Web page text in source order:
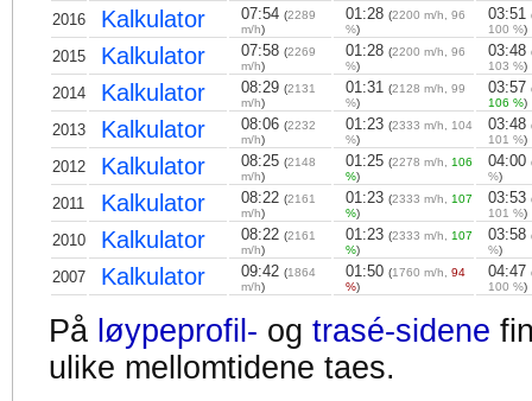
2016 Kalkulator 07:54 (2289
m/h)
01:28 (2200 m/h, 96
%)
03:51
100 %)
2015 Kalkulator 07:58 (2269
m/h)
01:28 (2200 m/h, 96
%)
03:48
103 %)
2014 Kalkulator 08:29 (2131
m/h)
01:31 (2128 m/h, 99
%)
03:57
106 %)
2013 Kalkulator 08:06 (2232
m/h)
01:23 (2333 m/h, 104
%)
03:48
101 %)
2012 Kalkulator 08:25 (2148
m/h)
01:25 (2278 m/h, 106
%)
04:00
%)
2011 Kalkulator 08:22 (2161
m/h)
01:23 (2333 m/h, 107
%)
03:53
101 %)
2010 Kalkulator 08:22 (2161
m/h)
01:23 (2333 m/h, 107
%)
03:58
%)
2007 Kalkulator 09:42 (1864
m/h)
01:50 (1760 m/h, 94
%)
04:47
100 %)
På løypeprofil- og trasé-sidene
ulike mellomtidene taes.